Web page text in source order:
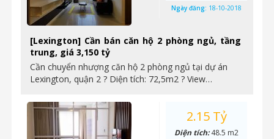
[Lexington] Cần bán căn hộ 2 phòng ngủ, tầng
trung, giá 3,150 tỷ
Cần chuyển nhượng căn hộ 2 phòng ngủ tại dự án
Lexington, quận 2 ? Diện tích: 72,5m2 ? View…
Ngày đăng: 18-10-2018
2.15 Tỷ
Diện tích:48.5 m2